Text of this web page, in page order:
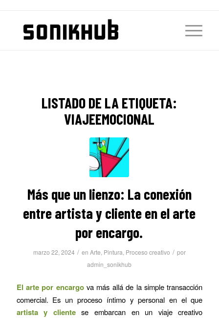
LISTADO DE LA ETIQUETA:
VIAJEEMOCIONAL
Más que un lienzo: La conexión
entre artista y cliente en el arte
por encargo.
marzo 22, 2024 / en Arte, Pintura, Proceso creativo / por
admin_sonikhub
El arte por encargova más allá de la simple transacción
comercial. Es un proceso íntimo y personal en el que
artista y clientese embarcan en un viaje creativo